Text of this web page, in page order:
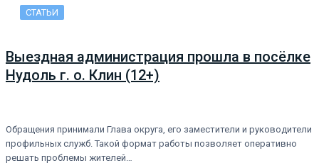
СТАТЬИ
Выездная администрация прошла в посёлке
Нудоль г. о. Клин (12+)
Обращения принимали Глава округа, его заместители и руководители
профильных служб. Такой формат работы позволяет оперативно
решать проблемы жителей…